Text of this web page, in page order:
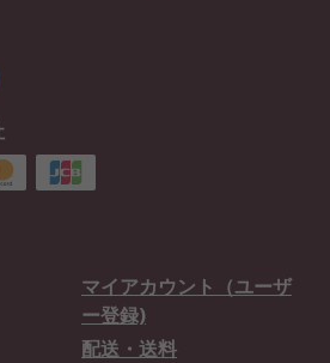
マイアカウント（ユーザ
ー登録)
配送・送料